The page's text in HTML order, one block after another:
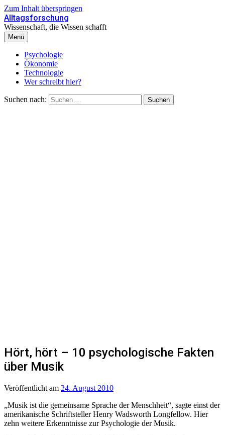
Zum Inhalt überspringen
Alltagsforschung
Wissenschaft, die Wissen schafft
Menü
Psychologie
Ökonomie
Technologie
Wer schreibt hier?
Suchen nach:
Hört, hört – 10 psychologische Fakten
über Musik
Veröffentlicht am 24. August 2010
„Musik ist die gemeinsame Sprache der Menschheit“, sagte einst der
amerikanische Schriftsteller Henry Wadsworth Longfellow. Hier
zehn weitere Erkenntnisse zur Psychologie der Musik.